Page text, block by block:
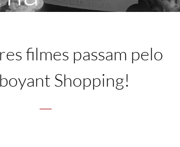
filmes passam pelo
Shopping!